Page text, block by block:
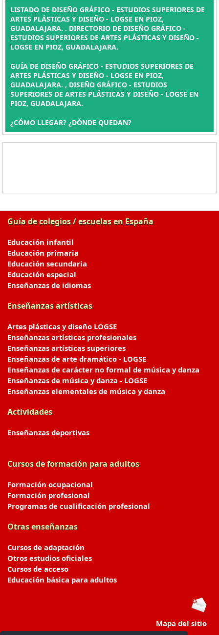
LISTADO DE DISEÑO GRÁFICO - ESTUDIOS SUPERIORES DE
ARTES PLÁSTICAS Y DISEÑO - LOGSE EN PIOZ,
GUADALAJARA. . DIRECTORIO DE DISEÑO GRÁFICO -
ESTUDIOS SUPERIORES DE ARTES PLÁSTICAS Y DISEÑO -
LOGSE EN PIOZ, GUADALAJARA.
GUÍA DE DISEÑO GRÁFICO - ESTUDIOS SUPERIORES DE
ARTES PLÁSTICAS Y DISEÑO - LOGSE EN PIOZ,
GUADALAJARA. , DISEÑO GRÁFICO - ESTUDIOS
SUPERIORES DE ARTES PLÁSTICAS Y DISEÑO - LOGSE EN
PIOZ, GUADALAJARA.
¿CÓMO LLEGAR? ¿DÓNDE QUEDAN?
Guía de colegios / escuelas en España
Educación infantil
Educación primaria
Educación secundaria
Educación especial
Enseñanzas de idiomas
Enseñanzas artísticas
Artes plásticas y diseño LOGSE
Enseñanzas artísticas profesionales
Enseñanzas artísticas superiores
Enseñanzas de arte dramático - LOGSE
Enseñanzas de carácter no formal de música y danza
Enseñanzas de música y danza - LOGSE
Enseñanzas elementales de música y danza
Actividades
Enseñanzas deportivas
Cursos de formación para adultos
Formación ocupacional
Formación profesional
Programas de cualificación profesional
Otras enseñanzas
Cursos de adaptación
Otros estudios oficiales
Cursos de acceso
Educación básica para adultos
Mapa del sitio